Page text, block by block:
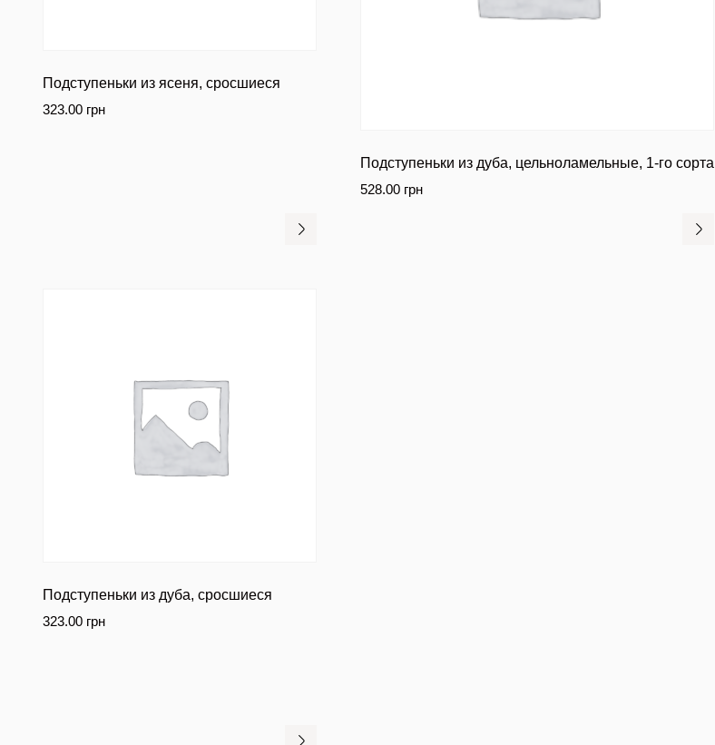
Подступеньки из ясеня, сросшиеся
323.00 грн
Подступеньки из дуба, цельноламельные, 1-го сорта
528.00 грн
Подступеньки из дуба, сросшиеся
323.00 грн